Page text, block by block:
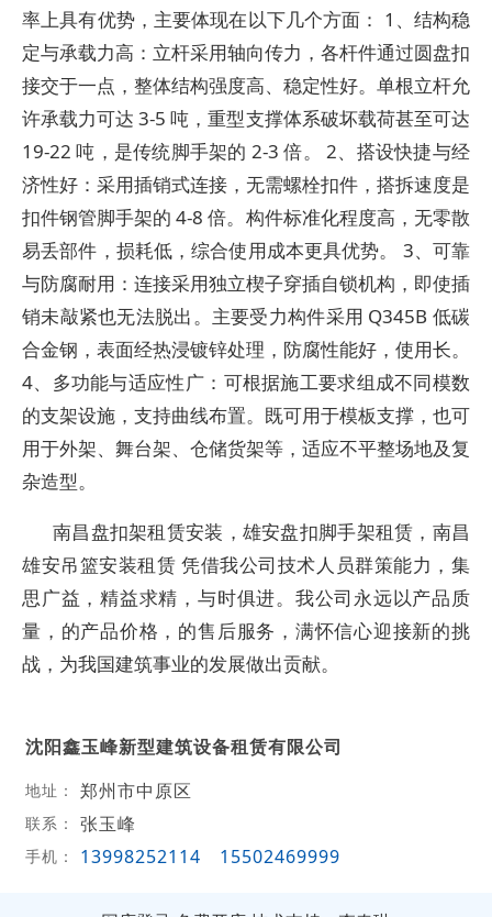
率上具有优势，主要体现在以下几个方面： ‌1、结构稳
定与承载力高‌：立杆采用轴向传力，各杆件通过圆盘扣
接交于一点，整体结构强度高、稳定性好。单根立杆允
许承载力可达 3-5 吨，重型支撑体系破坏载荷甚至可达
19-22 吨，是传统脚手架的 2-3 倍。 2、搭设快捷与经
济性好‌：采用插销式连接，无需螺栓扣件，搭拆速度是
扣件钢管脚手架的 4-8 倍。构件标准化程度高，无零散
易丢部件，损耗低，综合使用成本更具优势。 3、可靠
与防腐耐用‌：连接采用独立楔子穿插自锁机构，即使插
销未敲紧也无法脱出。主要受力构件采用 Q345B 低碳
合金钢，表面经热浸镀锌处理，防腐性能好，使用长。
4、多功能与适应性广‌：可根据施工要求组成不同模数
的支架设施，支持曲线布置。既可用于模板支撑，也可
用于外架、舞台架、仓储货架等，适应不平整场地及复
杂造型。‌
南昌盘扣架租赁安装，雄安盘扣脚手架租赁，南昌
雄安吊篮安装租赁 凭借我公司技术人员群策能力，集
思广益，精益求精，与时俱进。我公司永远以产品质
量，的产品价格，的售后服务，满怀信心迎接新的挑
战，为我国建筑事业的发展做出贡献。
沈阳鑫玉峰新型建筑设备租赁有限公司
地址： 郑州市中原区
联系： 张玉峰
手机： 13998252114 15502469999